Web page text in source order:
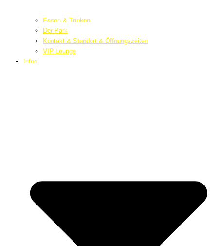
Essen & Trinken
Der Park
Kontakt & Standort & Öffnungszeiten
VIP Lounge
Infos